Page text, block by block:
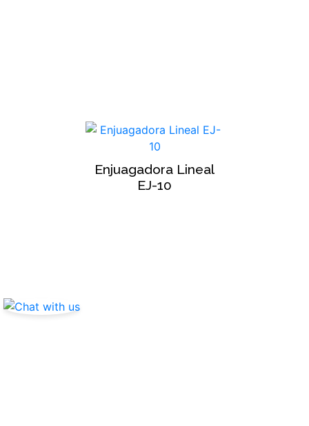
Enjuagadora Lineal
EJ-10